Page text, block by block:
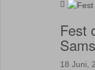
Fest
18 Juni,